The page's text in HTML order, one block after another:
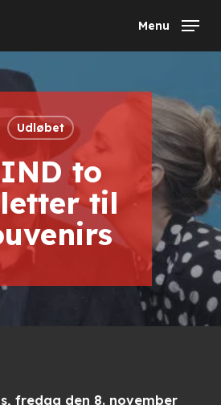
Menu
Udløbet
to
til
fredag den 8. november